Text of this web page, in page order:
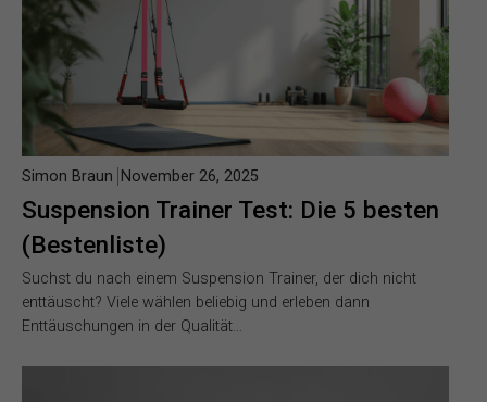
Suspension Trainer Test: Die 5 besten
(Bestenliste)
Simon Braun November 26, 2025
Suchst du nach einem Suspension Trainer, der dich nicht
enttäuscht? Viele wählen beliebig und erleben dann
Enttäuschungen in der Qualität…